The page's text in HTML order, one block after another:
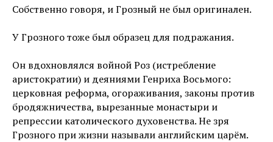
Собственно говоря, и Грозный не был оригинален.
У Грозного тоже был образец для подражания.
Он вдохновлялся войной Роз (истребление
аристократии) и деяниями Генриха Восьмого:
церковная реформа, огораживания, законы против
бродяжничества, вырезанные монастыри и
репрессии католического духовенства. Не зря
Грозного при жизни называли английским царём.